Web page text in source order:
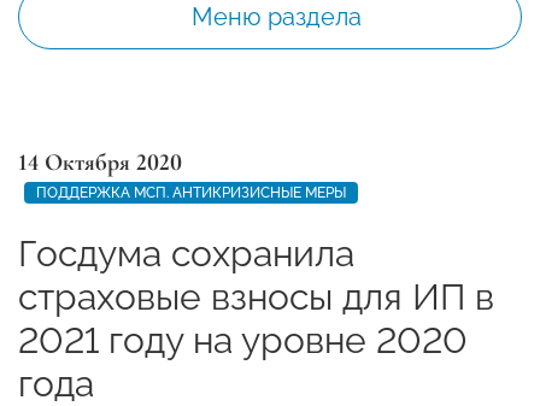
Меню раздела
14 Октября 2020
ПОДДЕРЖКА МСП. АНТИКРИЗИСНЫЕ МЕРЫ
Госдума сохранила
страховые взносы для ИП в
2021 году на уровне 2020
года